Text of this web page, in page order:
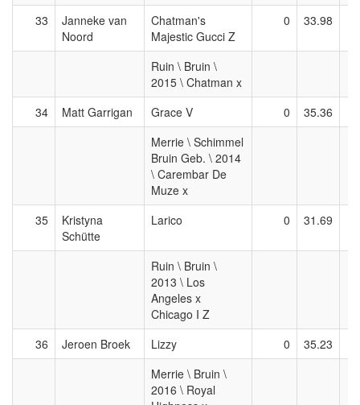
33
Janneke van
Noord
Chatman's
Majestic Gucci Z
0 33.98
Ruin \ Bruin \
2015 \ Chatman x
34
Matt Garrigan Grace V 0
35.36
Merrie \ Schimmel
Bruin Geb. \ 2014
\ Carembar De
Muze x
35
Kristyna
Schütte
Larico 0 31.69
Ruin \ Bruin \
2013 \ Los
Angeles x
Chicago I Z
36
Jeroen Broek Lizzy 0
35.23
Merrie \ Bruin \
2016 \ Royal